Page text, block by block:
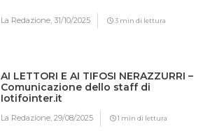
La Redazione,31/10/2025 3 min di lettura
AI LETTORI E AI TIFOSI NERAZZURRI –
Comunicazione dello staff di
Iotifointer.it
La Redazione,29/08/2025 1 min di lettura